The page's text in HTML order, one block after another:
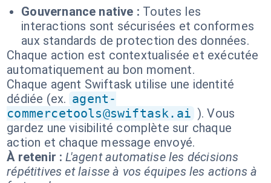
Gouvernance native : Toutes les
interactions sont sécurisées et conformes
aux standards de protection des données.
Chaque action est contextualisée et exécutée
automatiquement au bon moment.
Chaque agent Swiftask utilise une identité
dédiée (ex. agent-
commercetools@swiftask.ai ). Vous
gardez une visibilité complète sur chaque
action et chaque message envoyé.
À retenir : L'agent automatise les décisions
répétitives et laisse à vos équipes les actions à